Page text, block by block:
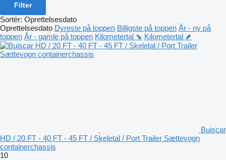
Filter
Sortér: Oprettelsesdato
Oprettelsesdato Dyreste på toppen Billigste på toppen År - ny på
toppen År - gamle på toppen Kilometertal ⬊ Kilometertal ⬈
Buiscar
HD / 20 FT - 40 FT - 45 FT / Skeletal / Port Trailer Sættevogn
containerchassis
10